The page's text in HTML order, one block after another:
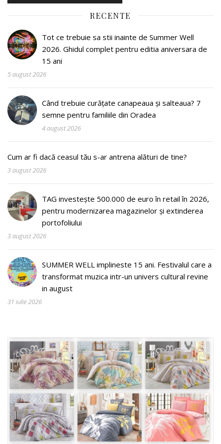
RECENTE
Tot ce trebuie sa stii inainte de Summer Well
2026. Ghidul complet pentru editia aniversara de
15 ani
5 august 2026
Când trebuie curățate canapeaua și salteaua? 7
semne pentru familiile din Oradea
4 august 2026
Cum ar fi dacă ceasul tău s-ar antrena alături de tine?
3 august 2026
TAG investește 500.000 de euro în retail în 2026,
pentru modernizarea magazinelor și extinderea
portofoliului
3 august 2026
SUMMER WELL implineste 15 ani. Festivalul care a
transformat muzica intr-un univers cultural revine
in august
31 iulie 2026